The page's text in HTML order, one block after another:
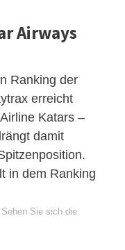
Airways
Ranking der
erreicht
Katars –
damit
in dem Ranking
Sehen Sie sich die